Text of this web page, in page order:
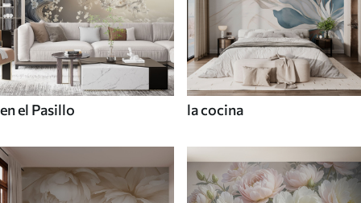
en el Pasillo la cocina